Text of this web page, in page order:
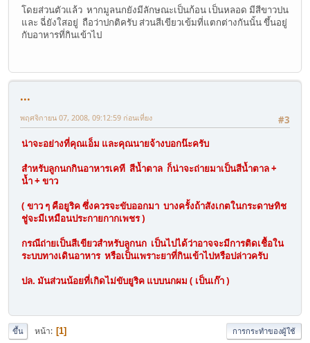
โดยส่วนตัวแล้ว หากมูลนกยังมีลักษณะเป็นก้อน เป็นหลอด มีสีขาวปน
และ ฉี่ยังใสอยู่ ถือว่าปกติครับ ส่วนสีเขียวเข้มที่แตกต่างกันนั้น ขึ้นอยู่
กับอาหารที่กินเข้าไป
...
#3
พฤศจิกายน 07, 2008, 09:12:59 ก่อนเที่ยง
น่าจะอย่างที่คุณเอ็ม และคุณนายจ้างบอกน๊ะครับ
สำหรับลูกนกกินอาหารเคที สีน้ำตาล ก็น่าจะถ่ายมาเป็นสีน้ำตาล +
น้ำ + ขาว
( ขาว ๆ คือยูริค ซึ่งควรจะขับออกมา บางครั้งถ้าสังเกตในกระดาษทิช
ชู่จะมีเหมือนประกายกากเพชร )
กรณีถ่ายเป็นสีเขียวสำหรับลูกนก เป็นไปได้ว่าอาจจะมีการติดเชื้อใน
ระบบทางเดินอาหาร หรือเป็นเพราะยาที่กินเข้าไปหรือปล่าวครับ
ปล. มันส่วนน้อยที่เกิดไม่ขับยูริค แบบนกผม ( เป็นเก๊า )
ขึ้น หน้า 1 การกระทำของผู้ใช้